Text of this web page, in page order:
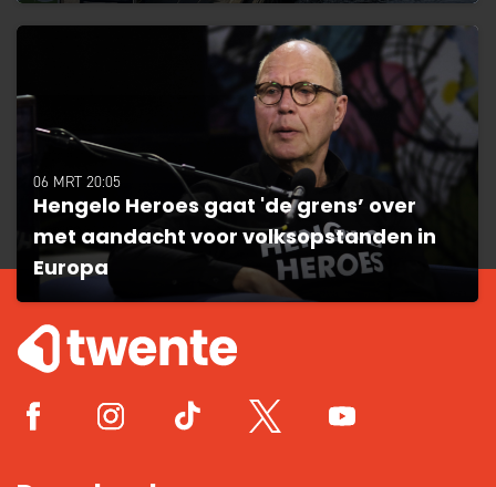
06 MRT 20:05
Hengelo Heroes gaat 'de grens’ over
met aandacht voor volksopstanden in
Europa